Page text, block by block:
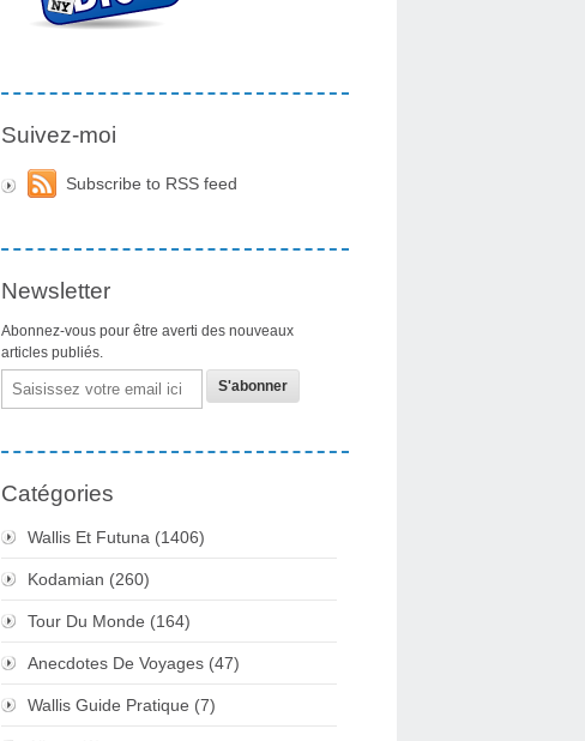
Suivez-moi
Subscribe to RSS feed
Newsletter
Abonnez-vous pour être averti des nouveaux
articles publiés.
Email
Catégories
Wallis Et Futuna (1406)
Kodamian (260)
Tour Du Monde (164)
Anecdotes De Voyages (47)
Wallis Guide Pratique (7)